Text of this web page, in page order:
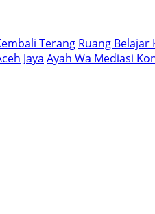
Terang Ruang Belajar
Jaya Ayah Wa Mediasi